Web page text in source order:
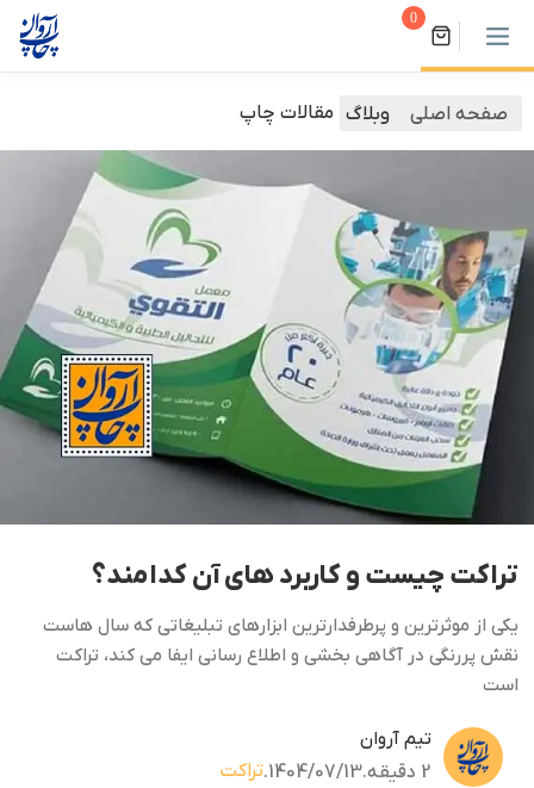
0
صفحه اصلی وبلاگ مقالات چاپ
تراکت چیست و کاربرد های آن کدامند؟
یکی از موثرترین و پرطرفدارترین ابزارهای تبلیغاتی که سال هاست
نقش پررنگی در آگاهی بخشی و اطلاع رسانی ایفا می کند، تراکت
است
تیم آروان
2 دقیقه
.
1404/07/13
.تراکت